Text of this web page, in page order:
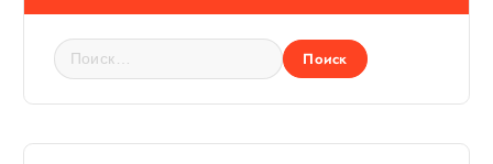
Н
а
й
и